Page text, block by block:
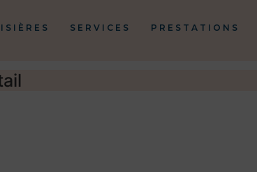
SERVICES PRESTATIONS